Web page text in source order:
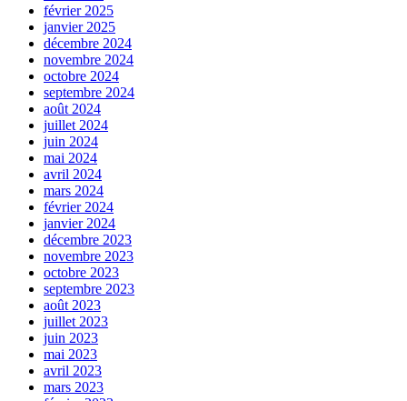
février 2025
janvier 2025
décembre 2024
novembre 2024
octobre 2024
septembre 2024
août 2024
juillet 2024
juin 2024
mai 2024
avril 2024
mars 2024
février 2024
janvier 2024
décembre 2023
novembre 2023
octobre 2023
septembre 2023
août 2023
juillet 2023
juin 2023
mai 2023
avril 2023
mars 2023